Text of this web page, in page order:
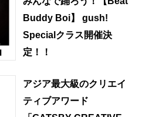
Buddy Boi】 gush!
Specialクラス開催決
定！！
アジア最大級のクリエイ
ティブアワード